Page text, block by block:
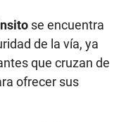
se encuentra
de la vía, ya
que cruzan de
ofrecer sus